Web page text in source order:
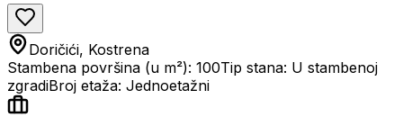
Doričići, Kostrena
Stambena površina (u m²): 100Tip stana: U stambenoj
zgradiBroj etaža: Jednoetažni